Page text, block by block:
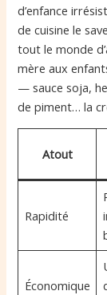
d’enfance
de cuisine le
tout le monde
mère aux
— sauce soja,
de piment… la
Atout
Rapidité
Économique